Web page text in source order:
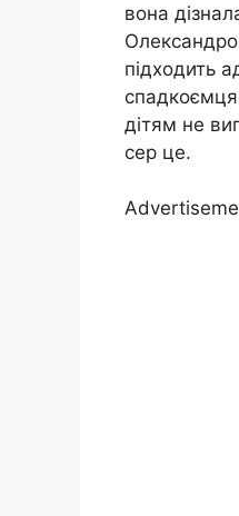
вона
підходить
дітям не
сер це.